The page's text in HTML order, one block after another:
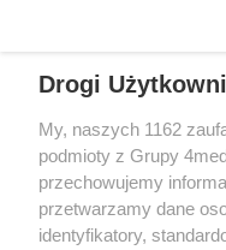
Śrem,
Kontakt
Regulamin
Regulamin
Drogi
My, naszych 1162
podmioty z Grupy
przechowujemy
przetwarzamy dane
identyfikatory,